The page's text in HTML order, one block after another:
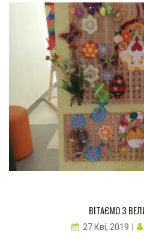
ВІТАЄМО З
27 Кві, 2019